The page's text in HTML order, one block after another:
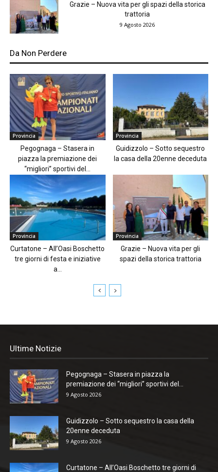
Grazie – Nuova vita per gli spazi della storica
trattoria
9 Agosto 2026
Da Non Perdere
Provincia
Pegognaga – Stasera in
piazza la premiazione dei
“migliori” sportivi del...
Provincia
Guidizzolo – Sotto sequestro
la casa della 20enne deceduta
Provincia
Curtatone – All’Oasi Boschetto
tre giorni di festa e iniziative
a...
Provincia
Grazie – Nuova vita per gli
spazi della storica trattoria
Ultime Notizie
Pegognaga – Stasera in piazza la
premiazione dei “migliori” sportivi del...
9 Agosto 2026
Guidizzolo – Sotto sequestro la casa della
20enne deceduta
9 Agosto 2026
Curtatone – All’Oasi Boschetto tre giorni di